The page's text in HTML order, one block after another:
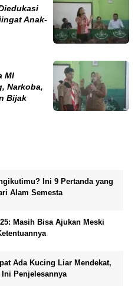
Anak-
MI
Narkoba,
Bijak
Ini 9 Pertanda yang
Alam Semesta
Masih Bisa Ajukan Meski
Ada Kucing Liar Mendekat,
Ini Penjelesannya